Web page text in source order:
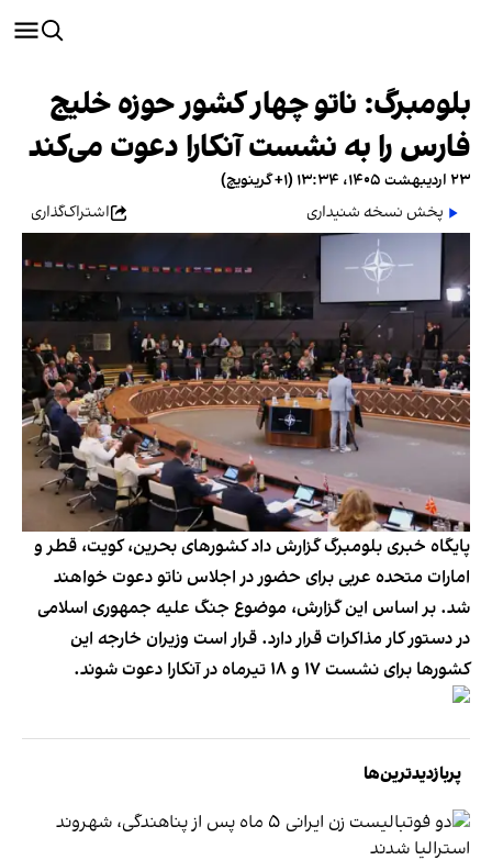
بلومبرگ: ناتو چهار کشور حوزه خلیج
فارس را به نشست آنکارا دعوت می‌کند
۲۳ اردیبهشت ۱۴۰۵، ۱۳:۳۴ (‎+۱ گرینویچ)
پخش نسخه شنیداری
اشتراک‌گذاری
پایگاه خبری بلومبرگ گزارش داد کشورهای بحرین، کویت، قطر و
امارات متحده عربی برای حضور در اجلاس ناتو دعوت خواهند
شد. بر اساس این گزارش، موضوع جنگ علیه جمهوری اسلامی
در دستور کار مذاکرات قرار دارد. قرار است وزیران خارجه این
کشورها برای نشست ۱۷ و ۱۸ تیرماه در آنکارا دعوت شوند.
پربازدیدترین‌ها